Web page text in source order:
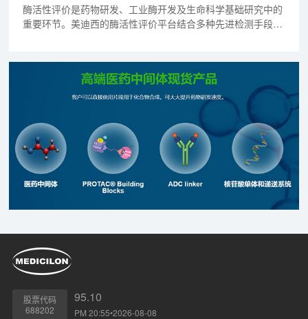
酶活性评价是药物研发、工业酶开发及生命科学基础研究中的
重要环节。美迪西的酶活性评价平台结合多种先进检测手段，
股票代码
688202
95.10
PM 20:55•2026-08-08